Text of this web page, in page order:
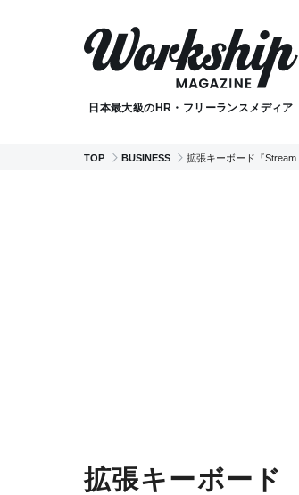
日本最大級のHR・フリーランスメディア
TOP BUSINESS 拡張キーボード『
拡張キーボード